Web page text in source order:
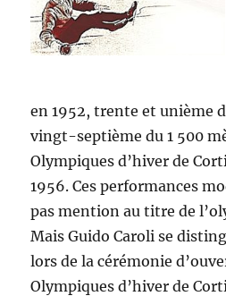
en 1952, trente et unième
vingt-septième du 1 500
Olympiques d’hiver de
1956. Ces performances
pas mention au titre de
Mais Guido Caroli se
lors de la cérémonie
Olympiques d’hiver de